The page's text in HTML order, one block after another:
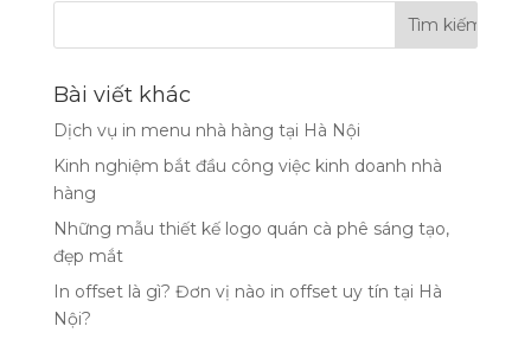
Bài viết khác
Dịch vụ in menu nhà hàng tại Hà Nội
Kinh nghiệm bắt đầu công việc kinh doanh nhà
hàng
Những mẫu thiết kế logo quán cà phê sáng tạo,
đẹp mắt
In offset là gì? Đơn vị nào in offset uy tín tại Hà
Nội?